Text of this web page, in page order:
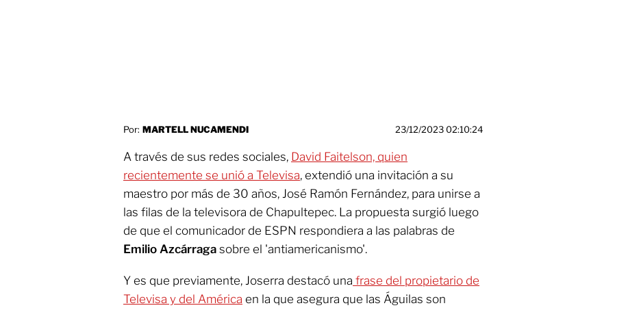
Por: MARTELL NUCAMENDI 23/12/2023 02:10:24
A través de sus redes sociales, David Faitelson, quien
recientemente se unió a Televisa, extendió una invitación a su
maestro por más de 30 años, José Ramón Fernández, para unirse a
las filas de la televisora de Chapultepec. La propuesta surgió luego
de que el comunicador de ESPN respondiera a las palabras de
Emilio Azcárraga sobre el 'antiamericanismo'.
Y es que previamente, Joserra destacó una frase del propietario de
Televisa y del América en la que asegura que las Águilas son